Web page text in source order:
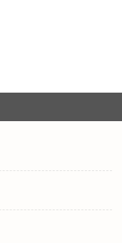
報を提供します。